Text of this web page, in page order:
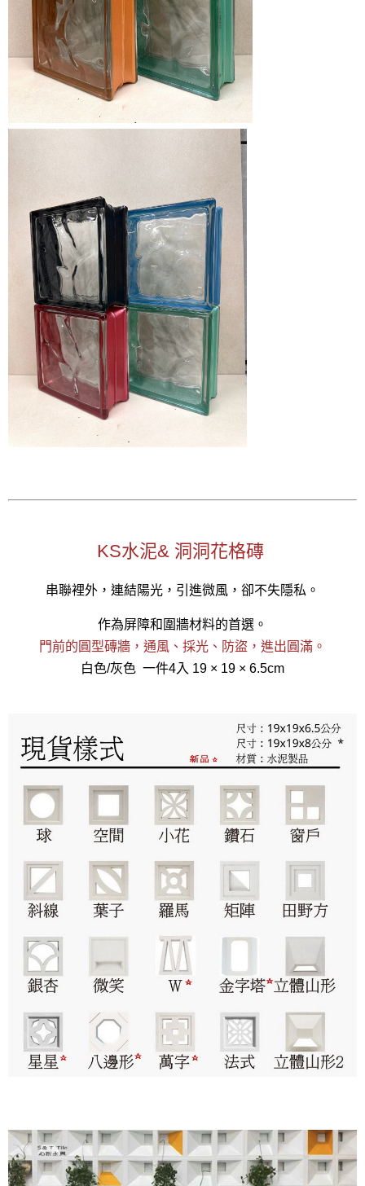
KS水泥& 洞洞花格磚
串聯裡外，連結陽光，引進微風，卻不失隱私。
作為屏障和圍牆材料的首選。
門前的圓型磚牆，通風、採光、防盜，進出圓滿。
白色/灰色 一件4入 19 × 19 × 6.5cm